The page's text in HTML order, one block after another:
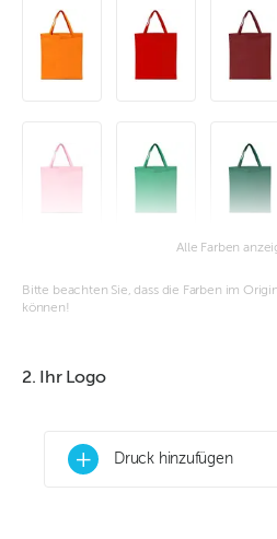
Alle Farben
Bitte beachten Sie, dass die Farben im
können!
2. Ihr Logo
+ Druck hinzufügen